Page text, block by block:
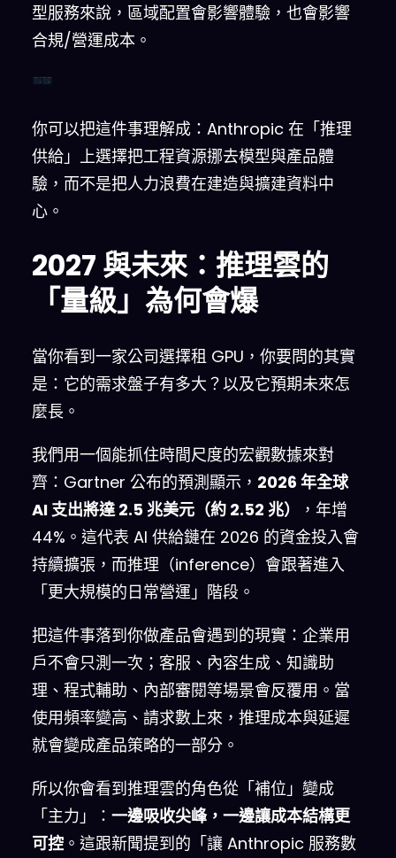
型服務來說，區域配置會影響體驗，也會影響
合規/營運成本。
你可以把這件事理解成：Anthropic 在「推理
供給」上選擇把工程資源挪去模型與產品體
驗，而不是把人力浪費在建造與擴建資料中
心。
2027 與未來：推理雲的
「量級」為何會爆
當你看到一家公司選擇租 GPU，你要問的其實
是：它的需求盤子有多大？以及它預期未來怎
麼長。
我們用一個能抓住時間尺度的宏觀數據來對
齊：Gartner 公布的預測顯示， 2026 年全球
AI 支出將達 2.5 兆美元（約 2.52 兆）
，年增
44%。這代表 AI 供給鏈在 2026 的資金投入會
持續擴張，而推理（inference）會跟著進入
「更大規模的日常營運」階段。
把這件事落到你做產品會遇到的現實：企業用
戶不會只測一次；客服、內容生成、知識助
理、程式輔助、內部審閱等場景會反覆用。當
使用頻率變高、請求數上來，推理成本與延遲
就會變成產品策略的一部分。
所以你會看到推理雲的角色從「補位」變成
「主力」： 一邊吸收尖峰，一邊讓成本結構更
可控 。這跟新聞提到的「讓 Anthropic 服務數